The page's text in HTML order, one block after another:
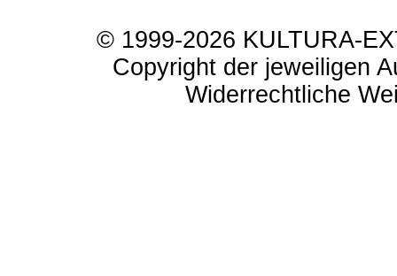
© 1999-2026 KULTURA-
Copyright der jeweiligen
Widerrechtliche